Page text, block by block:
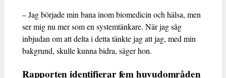
– Jag började min bana inom biomedicin och hälsa, men
ser mig nu mer som en systemtänkare. När jag såg
inbjudan om att delta i detta tänkte jag att jag, med min
bakgrund, skulle kunna bidra, säger hon.
Rapporten identifierar fem huvudområden